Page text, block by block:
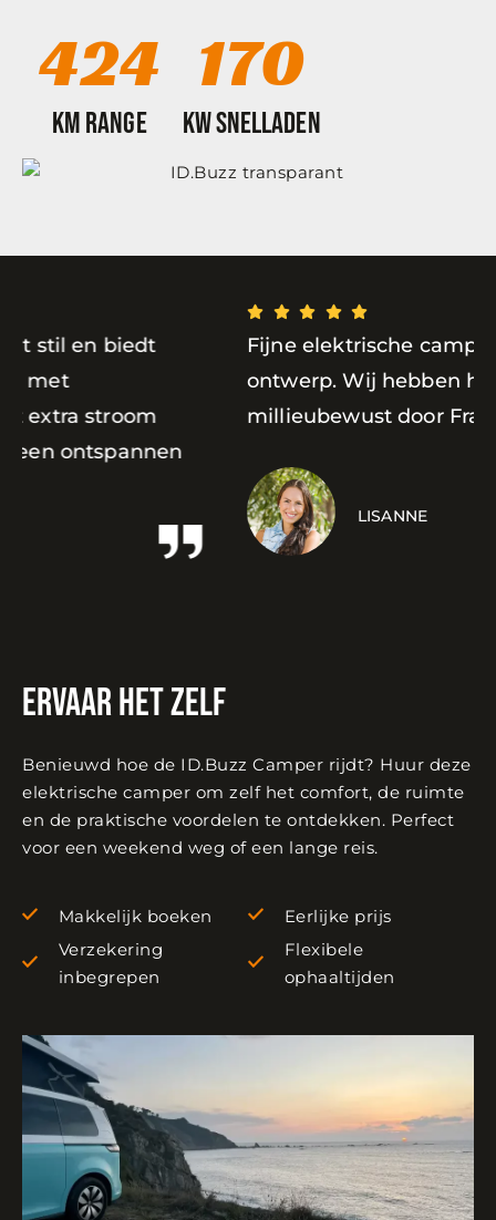
KM Range
424
kW snelladen
170
Fijne elektrische camper met een slim
ontwerp. Wij hebben heerlijk en
millieubewust door Frankrijk gereisd!
Ervaar het zelf
Benieuwd hoe de ID.Buzz Camper rijdt? Huur deze
elektrische camper om zelf het comfort, de ruimte
en de praktische voordelen te ontdekken. Perfect
voor een weekend weg of een lange reis.
Makkelijk boeken
Verzekering
inbegrepen
Eerlijke prijs
Flexibele
ophaaltijden